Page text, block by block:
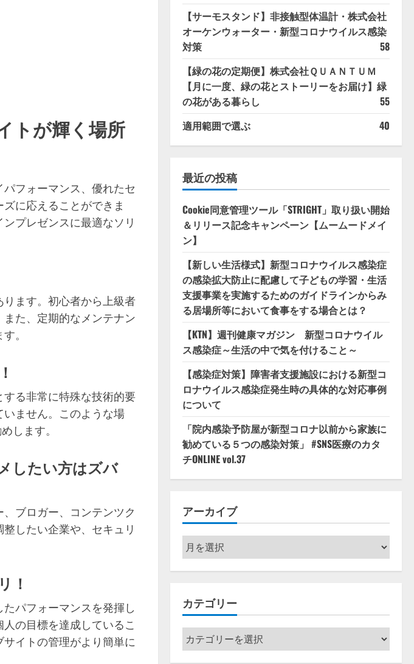
トが輝く場所
フォーマンス、優れたセ
に応えることができま
プレゼンスに最適なソリ
ます。初心者から上級者
た、定期的なメンテナン
。
る非常に特殊な技術的要
ません。このような場
します。
したい方はズバ
ブロガー、コンテンツク
したい企業や、セキュリ
！
パフォーマンスを発揮し
の目標を達成しているこ
イトの管理がより簡単に
【サーモスタンド】非接触型体温計・株式会社
オーケンウォーター・新型コロナウイルス感染
対策
58
【緑の花の定期便】株式会社ＱＵＡＮＴＵＭ
【月に一度、緑の花とストーリーをお届け】緑
の花がある暮らし
55
適用範囲で選ぶ
40
最近の投稿
Cookie同意管理ツール「STRIGHT」取り扱い開始
＆リリース記念キャンペーン【ムームードメイ
ン】
【新しい生活様式】新型コロナウイルス感染症
の感染拡大防止に配慮して子どもの学習・生活
支援事業を実施するためのガイドラインからみ
る居場所等において食事をする場合とは？
【KTN】週刊健康マガジン 新型コロナウイル
ス感染症～生活の中で気を付けること～
【感染症対策】障害者支援施設における新型コ
ロナウイルス感染症発生時の具体的な対応事例
について
「院内感染予防屋が新型コロナ以前から家族に
勧めている５つの感染対策」 #SNS医療のカタ
チONLINE vol.37
アーカイブ
ア
ー
カ
ブ
カテゴリー
カ
テ